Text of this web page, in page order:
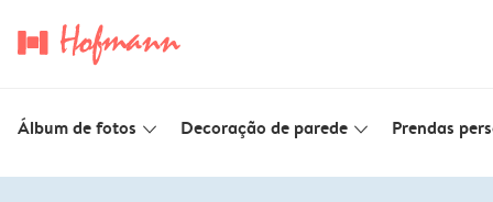
Álbum de fotos slim_arrow_down Decoração de parede slim_arrow_down Prendas